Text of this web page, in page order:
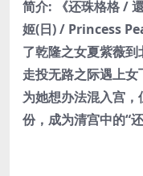
简介: 《还珠格格 /
姬(日) / Princess
了乾隆之女夏紫薇
走投无路之际遇上
为她想办法混入宫
份，成为清宫中的“